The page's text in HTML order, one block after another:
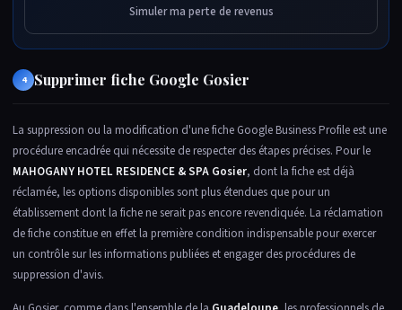
Simuler ma perte de revenus
4 Supprimer fiche Google Gosier
La suppression ou la modification d'une fiche Google Business Profile est une
procédure encadrée qui nécessite de respecter des étapes précises. Pour le
MAHOGANY HOTEL RESIDENCE & SPA Gosier, dont la fiche est déjà
réclamée, les options disponibles sont plus étendues que pour un
établissement dont la fiche ne serait pas encore revendiquée. La réclamation
de fiche constitue en effet la première condition indispensable pour exercer
un contrôle sur les informations publiées et engager des procédures de
suppression d'avis.